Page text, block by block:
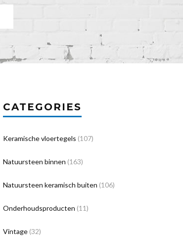
CATEGORIES
Keramische vloertegels (107)
Natuursteen binnen (163)
Natuursteen keramisch buiten (106)
Onderhoudsproducten (11)
Vintage (32)